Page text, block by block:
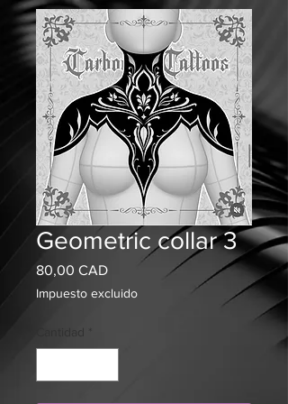
Geometric collar 3
80,00 CADPrecio
Impuesto excluido
*